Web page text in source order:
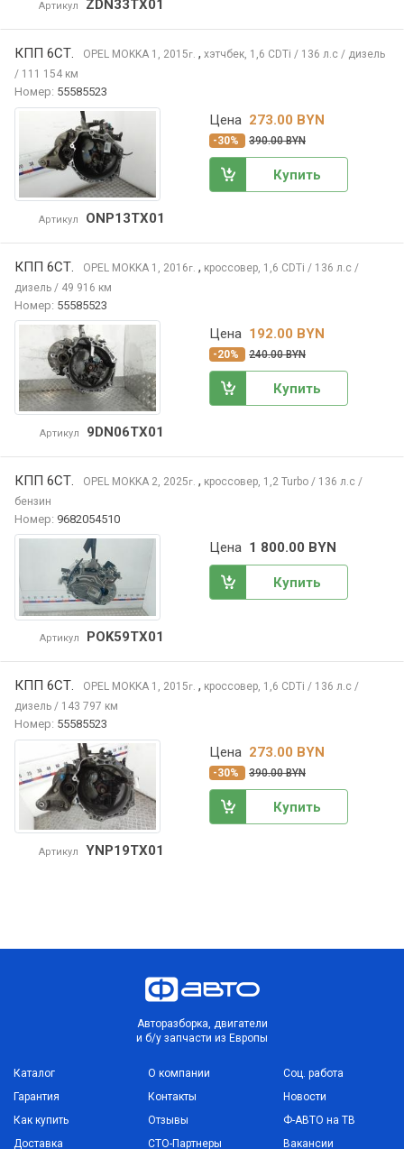
Артикул ZDN33TX01
КПП 6СТ. OPEL MOKKA 1, 2015г. , хэтчбек, 1,6 CDTi / 136 л.с / дизель
/ 111 154 км
Номер: 55585523
Артикул ONP13TX01
Цена 273.00 BYN
-30% 390.00 BYN
Купить
КПП 6СТ. OPEL MOKKA 1, 2016г. , кроссовер, 1,6 CDTi / 136 л.с /
дизель / 49 916 км
Номер: 55585523
Артикул 9DN06TX01
Цена 192.00 BYN
-20% 240.00 BYN
Купить
КПП 6СТ. OPEL MOKKA 2, 2025г. , кроссовер, 1,2 Turbo / 136 л.с /
бензин
Номер: 9682054510
Артикул POK59TX01
Цена 1 800.00 BYN
Купить
КПП 6СТ. OPEL MOKKA 1, 2015г. , кроссовер, 1,6 CDTi / 136 л.с /
дизель / 143 797 км
Номер: 55585523
Артикул YNP19TX01
Цена 273.00 BYN
-30% 390.00 BYN
Купить
Авторазборка, двигатели
и б/у запчасти из Европы
Каталог
Гарантия
Как купить
Доставка
О компании
Контакты
Отзывы
СТО-Партнеры
Соц. работа
Новости
Ф-АВТО на ТВ
Вакансии